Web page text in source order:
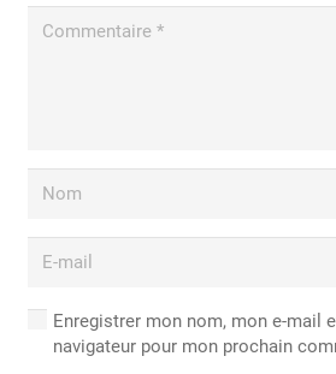
Enregistrer mon nom, mon e-mail
navigateur pour mon prochain